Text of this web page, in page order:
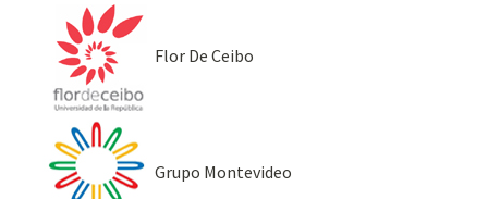
Flor De Ceibo
Grupo Montevideo